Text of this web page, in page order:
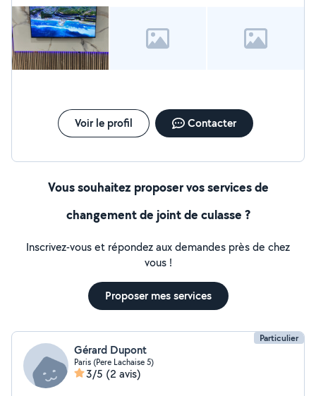
peinture, des revêtements de sol (parquet, carrelage)
et des finitions murales. Technique : Interventions en
électricité et plomberie (installation, modification,
dépannage). Aménagement : Menuiserie, montage de
cuisines et optimisation d'espace. Discutons de vos
Voir le profil Contacter
Vous souhaitez proposer vos services de
changement de joint de culasse ?
Inscrivez-vous et répondez aux demandes près de chez
vous !
Proposer mes services
Particulier
Gérard Dupont
Paris (Pere Lachaise 5)
3/5 (2 avis)